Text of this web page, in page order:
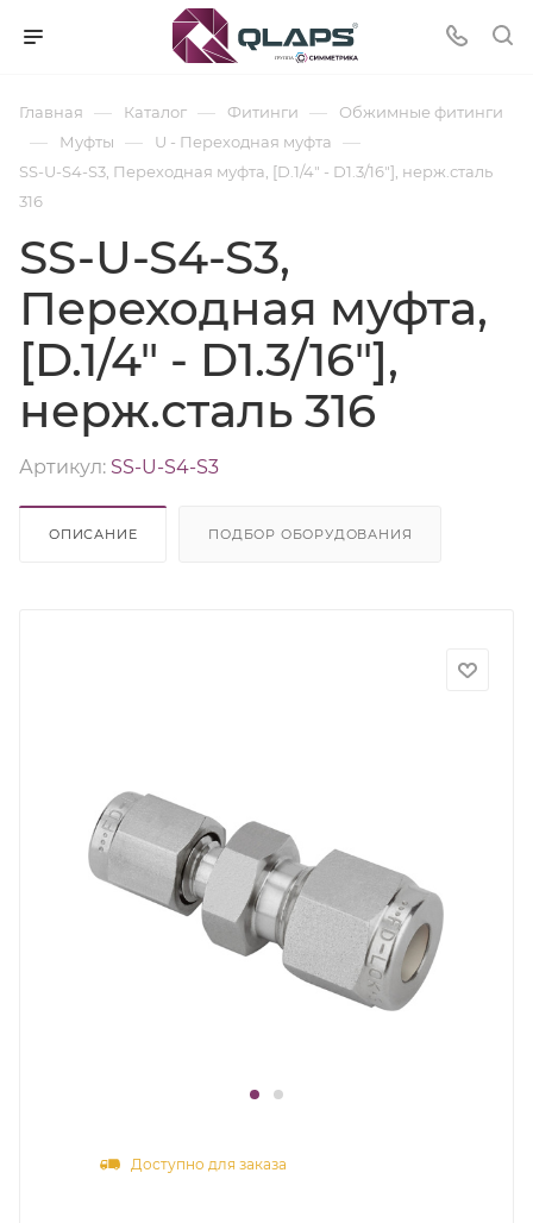
Главная — Каталог — Фитинги — Обжимные фитинги
— Муфты — U - Переходная муфта —
SS-U-S4-S3, Переходная муфта, [D.1/4" - D1.3/16"], нерж.сталь
316
SS-U-S4-S3,
Переходная муфта,
[D.1/4" - D1.3/16"],
нерж.сталь 316
Артикул: SS-U-S4-S3
ОПИСАНИЕ ПОДБОР ОБОРУДОВАНИЯ
Доступно для заказа